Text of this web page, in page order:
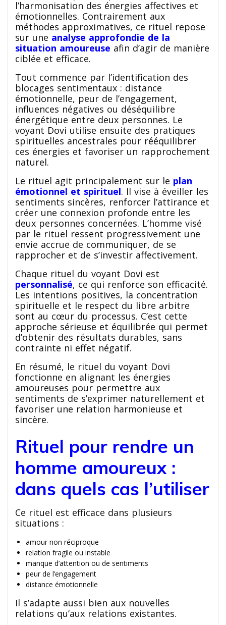
l’harmonisation des énergies affectives et
émotionnelles. Contrairement aux
méthodes approximatives, ce rituel repose
sur une analyse approfondie de la
situation amoureuse afin d’agir de manière
ciblée et efficace.
Tout commence par l’identification des
blocages sentimentaux : distance
émotionnelle, peur de l’engagement,
influences négatives ou déséquilibre
énergétique entre deux personnes. Le
voyant Dovi utilise ensuite des pratiques
spirituelles ancestrales pour rééquilibrer
ces énergies et favoriser un rapprochement
naturel.
Le rituel agit principalement sur le plan
émotionnel et spirituel. Il vise à éveiller les
sentiments sincères, renforcer l’attirance et
créer une connexion profonde entre les
deux personnes concernées. L’homme visé
par le rituel ressent progressivement une
envie accrue de communiquer, de se
rapprocher et de s’investir affectivement.
Chaque rituel du voyant Dovi est
personnalisé, ce qui renforce son efficacité.
Les intentions positives, la concentration
spirituelle et le respect du libre arbitre
sont au cœur du processus. C’est cette
approche sérieuse et équilibrée qui permet
d’obtenir des résultats durables, sans
contrainte ni effet négatif.
En résumé, le rituel du voyant Dovi
fonctionne en alignant les énergies
amoureuses pour permettre aux
sentiments de s’exprimer naturellement et
favoriser une relation harmonieuse et
sincère.
Rituel pour rendre un
homme amoureux :
dans quels cas l’utiliser
Ce rituel est efficace dans plusieurs
situations :
amour non réciproque
relation fragile ou instable
manque d’attention ou de sentiments
peur de l’engagement
distance émotionnelle
Il s’adapte aussi bien aux nouvelles
relations qu’aux relations existantes.